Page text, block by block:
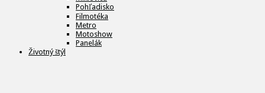
Pohľadisko
Filmotéka
Metro
Motoshow
Panelák
Životný štýl